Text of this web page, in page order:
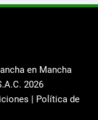
en Mancha
2026
| Política de